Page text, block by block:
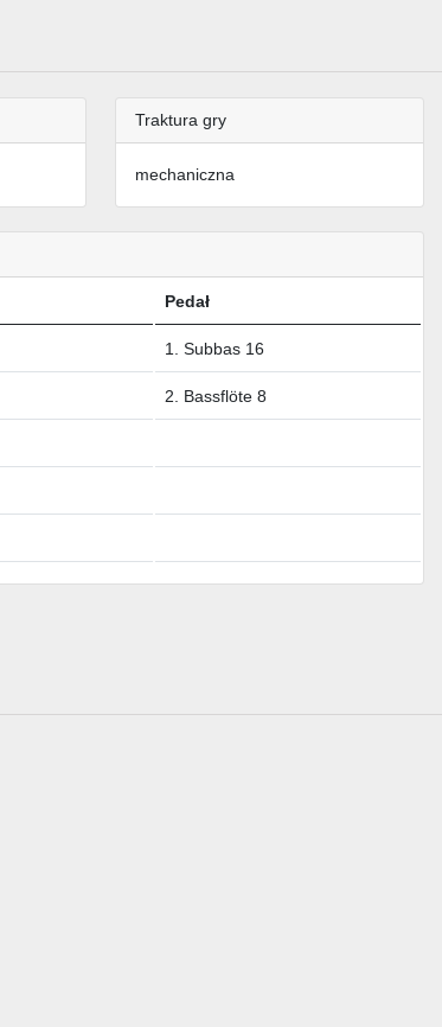
Traktura gry
mechaniczna
Pedał
1. Subbas 16
2. Bassflöte 8